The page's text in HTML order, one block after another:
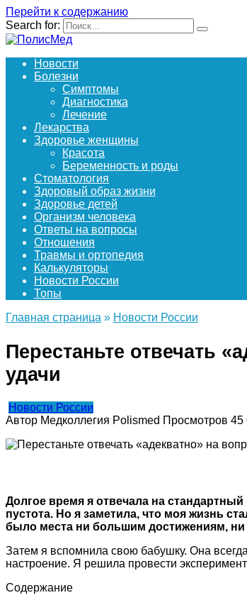
Перейти к содержанию
Search for:
Новости
Болезни
Симптомы
Диагностика
Лечение
Лекарства
Здоровье женщины
Красота
Беременность и роды
Стоматология
Здоровый образ жизни
Здоровье детей
Организм человека
Ответы на вопросы
Отношения
Травмы и ортопедия
Калькуляторы
Новости России
Топы
Главная страница » Новости России
Перестаньте отвечать
удачи
Новости России
Автор Медколлегия Polismed Просмотров 45
Долгое время я отвечала на
пустота. Но я заметила, что моя жизнь
было места ни большим достижениям, ни
Затем я вспомнила свою бабушку. Она
настроение. Я решила провести
Содержание